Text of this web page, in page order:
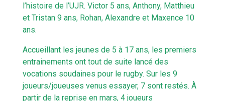
l’histoire de l’UJR. Victor 5 ans, Anthony, Matthieu
et Tristan 9 ans, Rohan, Alexandre et Maxence 10
ans.
Accueillant les jeunes de 5 à 17 ans, les premiers
entrainements ont tout de suite lancé des
vocations soudaines pour le rugby. Sur les 9
joueurs/joueuses venus essayer, 7 sont restés. À
partir de la reprise en mars, 4 joueurs